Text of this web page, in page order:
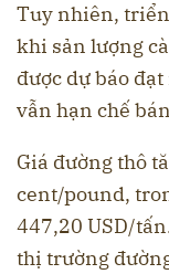
Tuy nhiên,
khi sản lượng
được dự báo
vẫn hạn chế
Giá đường thô
cent/pound,
447,20 USD/
thị trường